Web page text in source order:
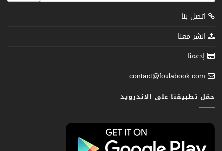
اتصل بنا
انشر معنا
إدعمنا
contact@foulabook.com
حمّل تطبيقنا على الاندرويد